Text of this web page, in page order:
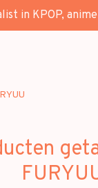
in KPOP,